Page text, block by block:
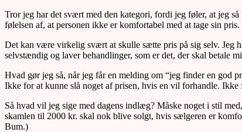
Tror jeg har det svært med den kategori, fordi jeg føler, at jeg
følelsen af, at personen ikke er komfortabel med at tage sin
Det kan være virkelig svært at skulle sætte pris på sig selv. Jeg
selvstændig og laver behandlinger, som er det, der skal betale
Hvad gør jeg så, når jeg får en melding om “jeg finder en god
Ikke for at kunne slå noget af prisen, hvis en vil forhandle.
Så hvad vil jeg sige med dagens indlæg? Måske noget i stil
skamlen til 2000 kr. skal nok blive solgt, hvis sælgeren er
Bum.)